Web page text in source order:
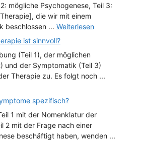
mögliche Psychogenese, Teil 3:
die wir mit einem
beschlossen ... Weiterlesen
ist sinnvoll?
(Teil 1), der möglichen
und der Symptomatik (Teil 3)
Therapie zu. Es folgt noch ...
spezifisch?
1 mit der Nomenklatur der
2 mit der Frage nach einer
beschäftigt haben, wenden ...